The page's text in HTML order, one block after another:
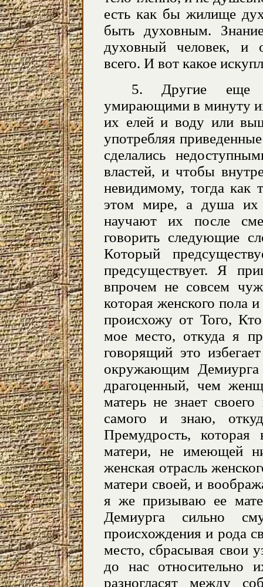
есть как бы жилище
быть духовным.
духовный человек, и
всего. И вот какое
5. Другие еще
умирающими в минуту
их елей и воду или
употребляя
сделались
властей, и чтобы
невидимому, тогда как
этом мире, а душа их
научают их после
говорить следующие
Который
предсуществует. Я
впрочем не совсем
которая женского пола
происхожу от Того,
мое место, откуда я
говорящий это
окружающим
драгоценный, чем
матерь не знает
самого и знаю,
Премудрость,
матери, не имеющей
женская отрасль
матери своей, и
я же призываю ее
Демиурга сильно
происхождения и рода
место, сбрасывая
до нас относительно
разногласят между